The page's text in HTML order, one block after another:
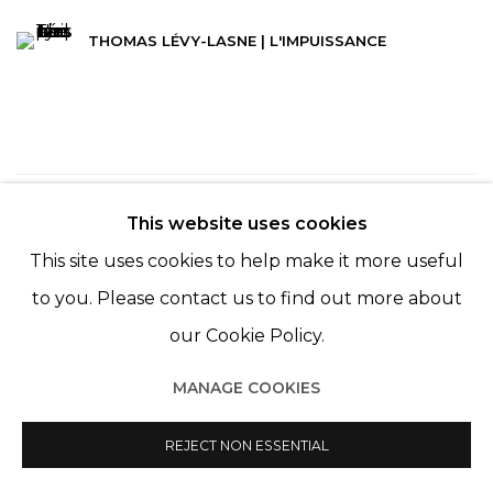
THOMAS LÉVY-LASNE | L'IMPUISSANCE
RETOUR
© 2022 LES FILLES DU CALVAIRE SITE BY ARTLOGIC
This website uses cookies
This site uses cookies to help make it more useful
to you. Please contact us to find out more about
our Cookie Policy.
MANAGE COOKIES
REJECT NON ESSENTIAL